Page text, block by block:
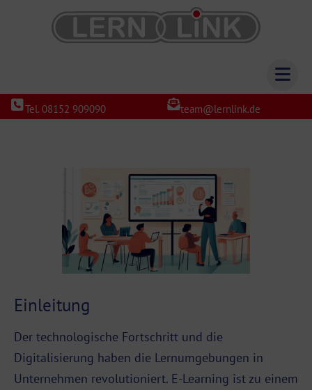
Tel. 08152 909090 team@lernlink.de
Einleitung
Der technologische Fortschritt und die
Digitalisierung haben die Lernumgebungen in
Unternehmen revolutioniert. E-Learning ist zu einem